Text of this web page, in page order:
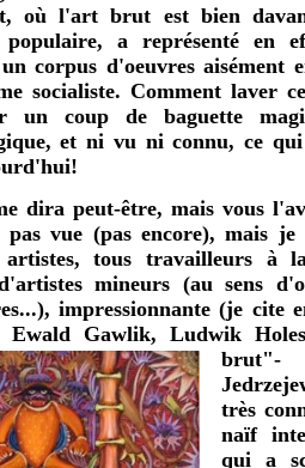
où l'art brut est bien
populaire, a représenté en
corpus d'oeuvres aisément
socialiste. Comment laver
un coup de baguette
et ni vu ni connu, ce
peut-être, mais vous
vue (pas encore), mais
artistes, tous travailleurs à
mineurs (au sens
impressionnante (je cite
Ewald Gawlik, Ludwik
brut"-
très
naïf
qui a